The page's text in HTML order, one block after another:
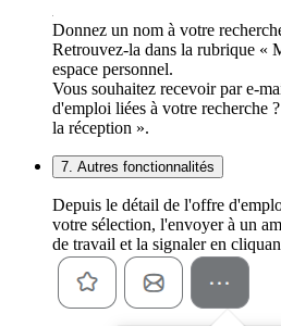
Donnez un nom à votre
Retrouvez-la dans la rubrique «
espace personnel.
Vous souhaitez recevoir par e-
d'emploi liées à votre recherche
la réception ».
7. Autres fonctionnalités
Depuis le détail de l'offre
votre sélection, l'envoyer à un
de travail et la signaler en